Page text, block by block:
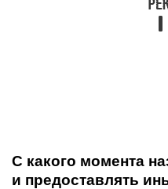
С какого момента
и предоставлять